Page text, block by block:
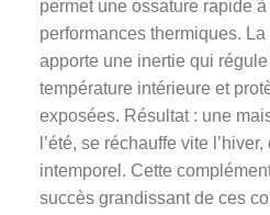
permet une ossature rapide
performances thermiques. La
apporte une inertie qui
température intérieure et
exposées. Résultat : une
l’été, se réchauffe vite
intemporel. Cette
succès grandissant de ces